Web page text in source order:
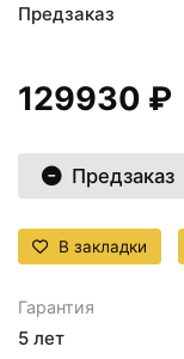
Предзаказ
129930 ₽
Предзаказ
В закладки
Гарантия
5 лет